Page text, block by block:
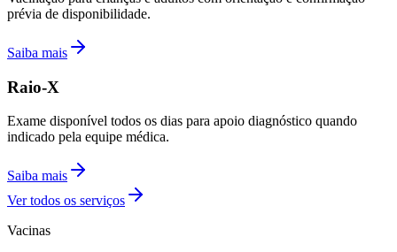
prévia de disponibilidade.
Saiba mais
Raio-X
Exame disponível todos os dias para apoio diagnóstico quando
indicado pela equipe médica.
Saiba mais
Ver todos os serviços
Vacinas